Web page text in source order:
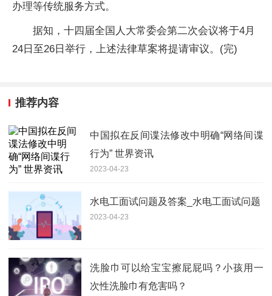
办理等传统服务方式。
据知，十四届全国人大常委会第二次会议将于4月
24日至26日举行，上述法律草案将提请审议。(完)
推荐内容
中国拟在反间谍法修改中明确“网络间谍
行为” 世界资讯
2023-04-23
水电工面试问题及答案_水电工面试问题
2023-04-23
洗脸巾可以给宝宝擦屁屁吗？小孩用一
次性洗脸巾有危害吗？